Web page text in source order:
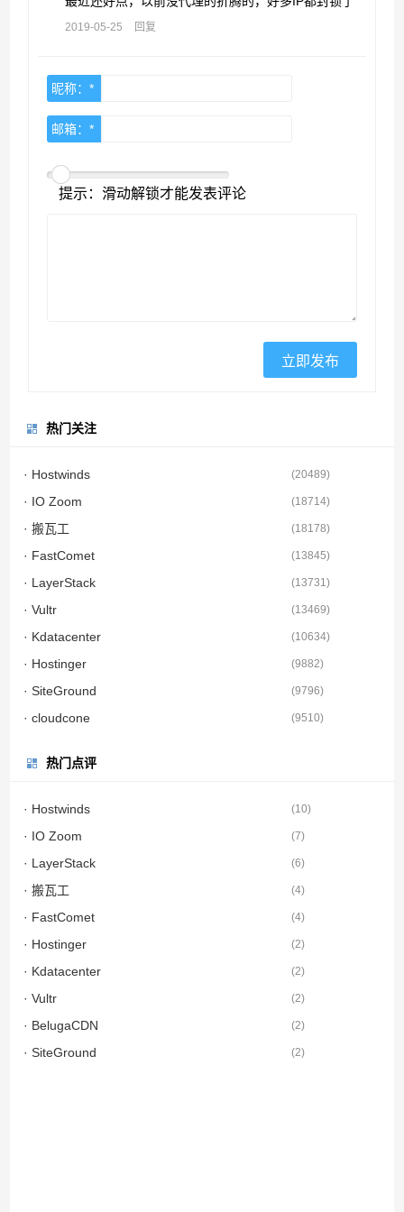
2019-05-25 回复
昵称：*
邮箱：*
提示：滑动解锁才能发表评论
热门关注
· Hostwinds (20489)
· IO Zoom (18714)
· 搬瓦工 (18178)
· FastComet (13845)
· LayerStack (13731)
· Vultr (13469)
· Kdatacenter (10634)
· Hostinger (9882)
· SiteGround (9796)
· cloudcone (9510)
热门点评
· Hostwinds (10)
· IO Zoom (7)
· LayerStack (6)
· 搬瓦工 (4)
· FastComet (4)
· Hostinger (2)
· Kdatacenter (2)
· Vultr (2)
· BelugaCDN (2)
· SiteGround (2)